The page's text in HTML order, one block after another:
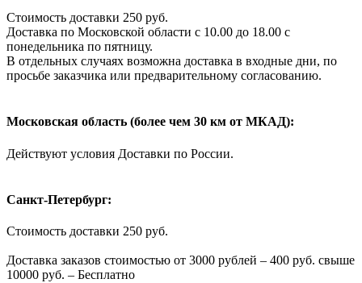
Стоимость доставки 250 руб.
Доставка по Московской области с 10.00 до 18.00 с
понедельника по пятницу.
В отдельных случаях возможна доставка в входные дни, по
просьбе заказчика или предварительному согласованию.
Московская область (более чем 30 км от МКАД):
Действуют условия Доставки по России.
Санкт-Петербург:
Стоимость доставки 250 руб.
Доставка заказов стоимостью от 3000 рублей – 400 руб. свыше
10000 руб. – Бесплатно